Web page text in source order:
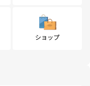
ショップ